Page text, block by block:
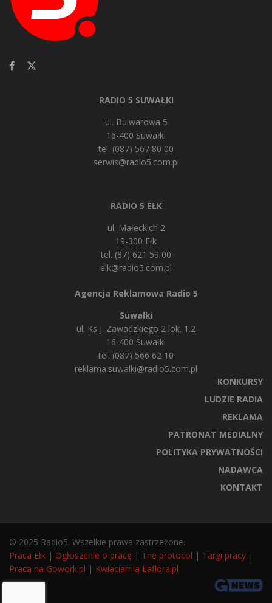
RADIO 5 SUWAŁKI
ul. Bulwarowa 5
16-400 Suwałki
tel. (087) 567 80 00
serwis@radio5.com.pl
RADIO 5 EŁK
ul. Małeckich 2
19-300 Ełk
tel. (87) 621 59 00
elk@radio5.com.pl
Agencja Reklamowa Radio 5
Suwałki
ul. Ks J. Zawadzkiego 2 lok. 1.2
16-400 Suwałki
tel. (087) 566 62 10
reklama.suwalki@radio5.com.pl
KONKURSY
LUDZIE RADIA
REKLAMA
PATRONAT MEDIALNY
POLITYKA PRYWATNOŚCI
NADAWCA
KONTAKT
© 2025 Radio5. Wszelkie prawa zastrzeżone.
Praca Ełk | Ogłoszenie o pracę | The protocol | Targi pracy |
Praca na Gowork.pl | Kwiaciarnia Laflora.pl